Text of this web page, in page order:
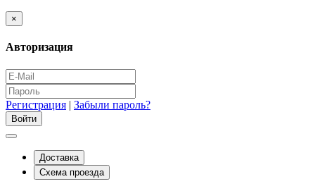
×
Авторизация
Регистрация | Забыли пароль?
Доставка
Схема проезда